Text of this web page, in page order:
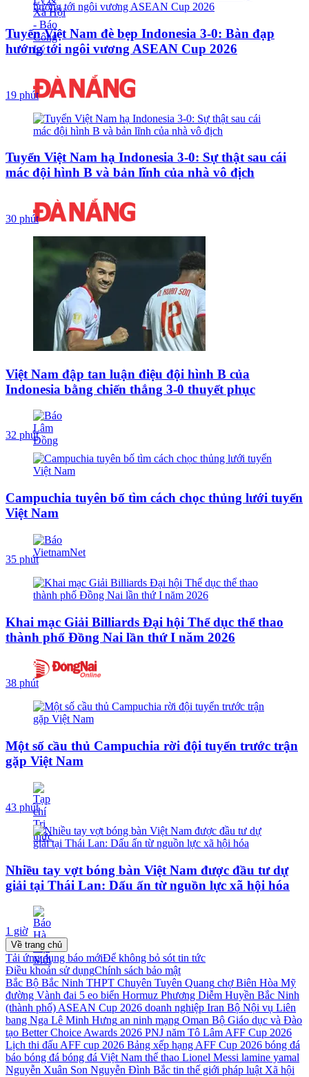
Tuyển Việt Nam đè bẹp Indonesia 3-0: Bàn đạp
hướng tới ngôi vương ASEAN Cup 2026
19 phút
Tuyển Việt Nam hạ Indonesia 3-0: Sự thật sau cái
mác đội hình B và bản lĩnh của nhà vô địch
30 phút
Việt Nam đập tan luận điệu đội hình B của
Indonesia bằng chiến thắng 3-0 thuyết phục
32 phút
Campuchia tuyên bố tìm cách chọc thủng lưới tuyển
Việt Nam
35 phút
Khai mạc Giải Billiards Đại hội Thể dục thể thao
thành phố Đồng Nai lần thứ I năm 2026
38 phút
Một số cầu thủ Campuchia rời đội tuyển trước trận
gặp Việt Nam
43 phút
Nhiều tay vợt bóng bàn Việt Nam được đầu tư dự
giải tại Thái Lan: Dấu ấn từ nguồn lực xã hội hóa
1 giờ
Về trang chủ
Tải ứng dụng báo mớiĐể không bỏ sót tin tức
Điều khoản sử dụngChính sách bảo mật
Bắc Bộ Bắc Ninh THPT Chuyên Tuyên Quang chợ Biên Hòa Mỹ
đường Vành đai 5 eo biển Hormuz Phương Diễm Huyền Bắc Ninh
(thành phố) ASEAN Cup 2026 doanh nghiệp Iran Bộ Nội vụ Liên
bang Nga Lê Minh Hưng an ninh mạng Oman Bộ Giáo dục và Đào
tạo Better Choice Awards 2026 PNJ năm Tô Lâm AFF Cup 2026
Lịch thi đấu AFF cup 2026 Bảng xếp hạng AFF Cup 2026 bóng đá
báo bóng đá bóng đá Việt Nam thể thao Lionel Messi lamine yamal
Nguyễn Xuân Son Nguyễn Đình Bắc tin thế giới pháp luật Xã hội